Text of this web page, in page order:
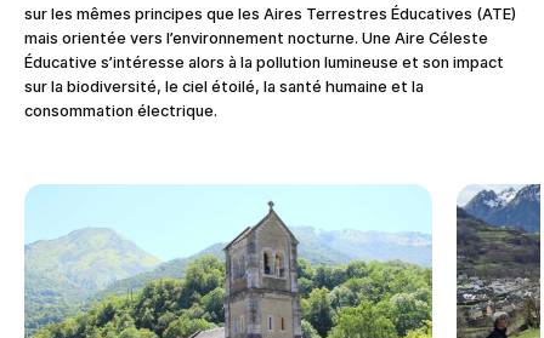
sur les mêmes principes que les Aires Terrestres Éducatives (ATE)
mais orientée vers l’environnement nocturne. Une Aire Céleste
Éducative s’intéresse alors à la pollution lumineuse et son impact
sur la biodiversité, le ciel étoilé, la santé humaine et la
consommation électrique.